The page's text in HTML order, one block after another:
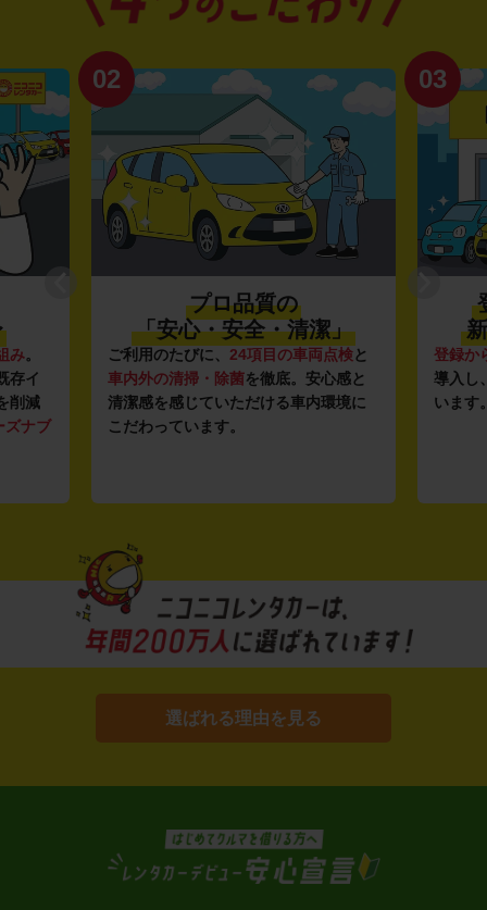
み。
存イ
削減
ズナブ
02
プロ品質の
「安心・安全・清潔」
ご利用のたびに、 24項目の車両点検と
車内外の清掃・除菌を徹底。安心感と
清潔感を感じていただける車内環境に
こだわっています。
03
登録か
導入し
います
選ばれる理由を見る